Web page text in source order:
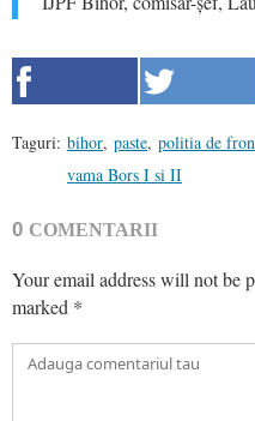
Taguri: bihor, paste, politia de
vama Bors I si II
0 COMENTARII
Your email address will not be
marked *